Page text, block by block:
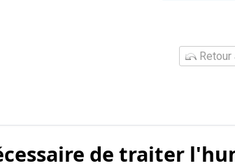
de traiter